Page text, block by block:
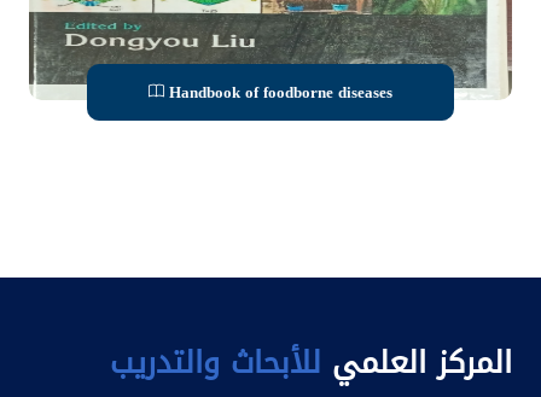
Handbook of foodborne diseases
المركز العلمي للأبحاث والتدريب